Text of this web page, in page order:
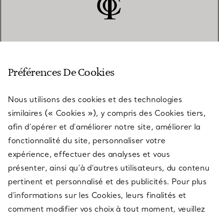
SERVICES
À PROPOS
QUESTIONS LÉGALES
Préférences De Cookies
Nous utilisons des cookies et des technologies
similaires (« Cookies »), y compris des Cookies tiers,
afin d’opérer et d’améliorer notre site, améliorer la
fonctionnalité du site, personnaliser votre
expérience, effectuer des analyses et vous
présenter, ainsi qu’à d’autres utilisateurs, du contenu
pertinent et personnalisé et des publicités. Pour plus
d’informations sur les Cookies, leurs finalités et
comment modifier vos choix à tout moment, veuillez